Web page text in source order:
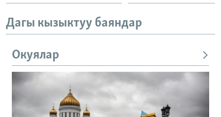
Дагы кызыктуу баяндар
Окуялар